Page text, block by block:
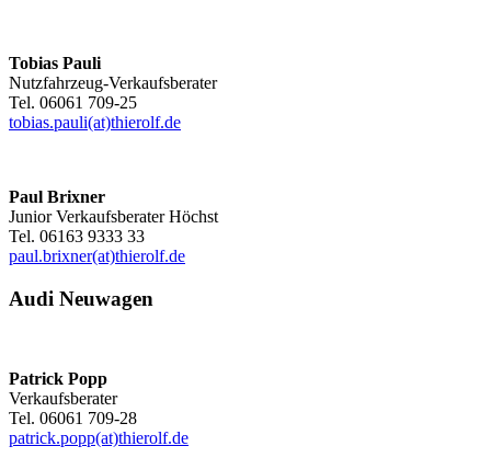
Tobias Pauli
Nutzfahrzeug-Verkaufsberater
Tel. 06061 709-25
tobias.pauli(at)thierolf.de
Paul Brixner
Junior Verkaufsberater Höchst
Tel. 06163 9333 33
paul.brixner(at)thierolf.de
Audi Neuwagen
Patrick Popp
Verkaufsberater
Tel. 06061 709-28
patrick.popp(at)thierolf.de